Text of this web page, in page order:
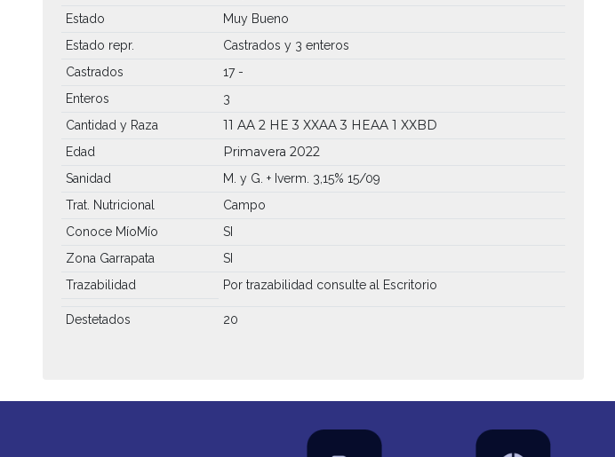
Estado
Muy Bueno
Estado repr.
Castrados y 3 enteros
Castrados
17 -
Enteros
3
Cantidad y Raza
11 AA 2 HE 3 XXAA3 HEAA 1 XXBD
Edad Primavera 2022
Sanidad
M. y G. + Iverm. 3,15% 15/09
Trat. Nutricional
Campo
Conoce MíoMío
SI
Zona Garrapata
SI
Trazabilidad
Por trazabilidad consulte al Escritorio
Destetados 20